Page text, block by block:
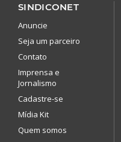
SINDICONET
Anuncie
Seja um parceiro
Contato
Imprensa e
Jornalismo
Cadastre-se
Mídia Kit
Quem somos